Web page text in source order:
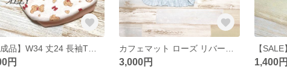
【完成品】W34 丈24 長袖Tシャツ レッド
円 3,000円 1,400円